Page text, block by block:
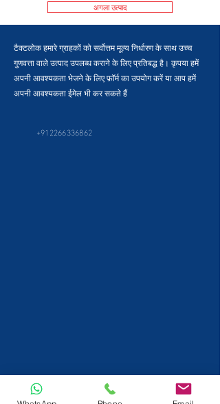
अगला उत्पाद
टैक्टलोक हमारे ग्राहकों को सर्वोत्तम मूल्य निर्धारण के साथ उच्च
गुणवत्ता वाले उत्पाद उपलब्ध कराने के लिए प्रतिबद्ध है। कृपया हमें
अपनी आवश्यकता भेजने के लिए फ़ॉर्म का उपयोग करें या आप हमें
अपनी आवश्यकता ईमेल भी कर सकते हैं
+912266336862